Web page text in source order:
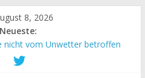
8, 2026
nicht vom Unwetter betroffen
Mountainbike-Bundesliga